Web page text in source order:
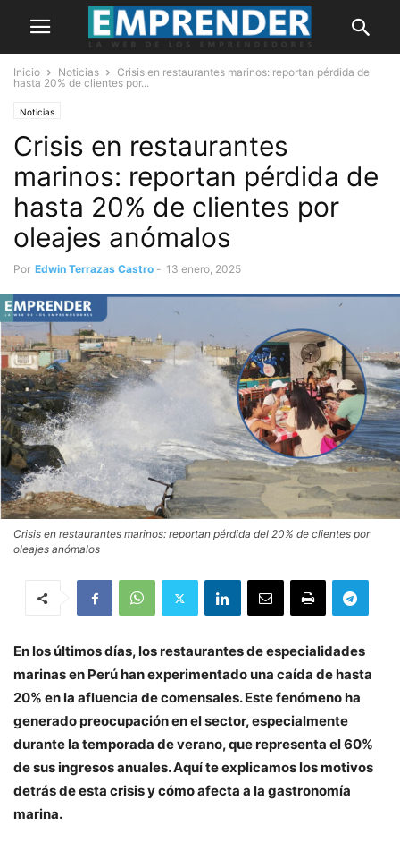
Inicio Noticias
Crisis en restaurantes marinos: reportan pérdida de
hasta 20% de clientes por...
Noticias
Crisis en restaurantes
marinos: reportan pérdida de
hasta 20% de clientes por
oleajes anómalos
Por Edwin Terrazas Castro - 13 enero, 2025
Crisis en restaurantes marinos: reportan pérdida del 20% de clientes por
oleajes anómalos
En los últimos días, los restaurantes de especialidades
marinas en Perú han experimentado una caída de hasta
20% en la afluencia de comensales. Este fenómeno ha
generado preocupación en el sector, especialmente
durante la temporada de verano, que representa el 60%
de sus ingresos anuales. Aquí te explicamos los motivos
detrás de esta crisis y cómo afecta a la gastronomía
marina.